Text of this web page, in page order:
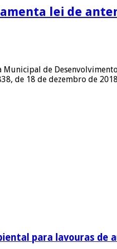
lei de
de
de 18 de dezembro de
para lavouras de